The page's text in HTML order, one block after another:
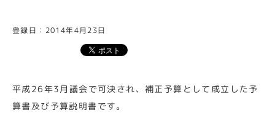
登録日：2014年4月23日
平成26年3月議会で可決され、補正予算として成立した予
算書及び予算説明書です。